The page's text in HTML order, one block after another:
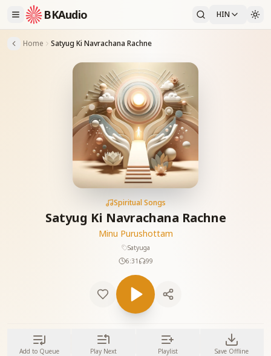
BKAudio HIN
Home Satyug Ki Navrachana Rachne
Spiritual Songs
Satyug Ki Navrachana Rachne
Minu Purushottam
Satyuga
6:31
99
Add to Queue Play Next Playlist Save Offline